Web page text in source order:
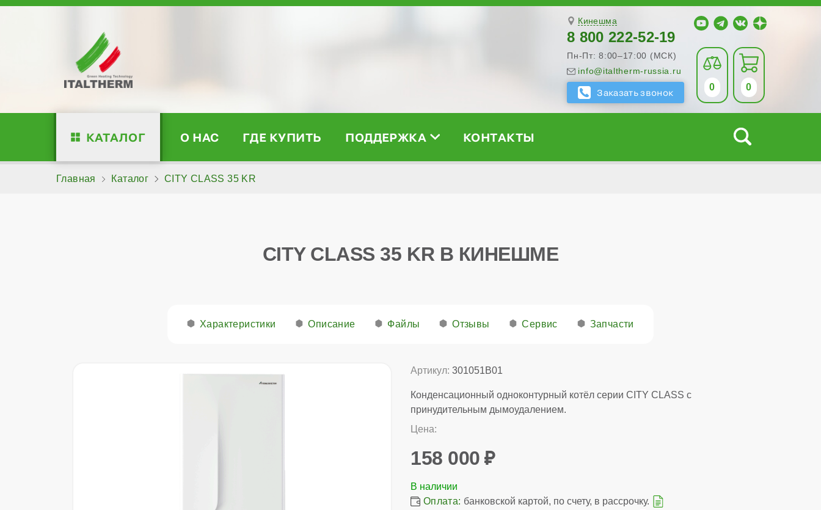
Кинешма
8 800 222-52-19
Пн-Пт: 8:00–17:00 (МСК)
info@italtherm-russia.ru
0 0
КАТАЛОГ О НАС ГДЕ КУПИТЬ ПОДДЕРЖКА КОНТАКТЫ
Главная Каталог CITY CLASS 35 KR
CITY CLASS 35 KR В КИНЕШМЕ
Характеристики Описание Файлы Отзывы Сервис Запчасти
Артикул: 301051B01
Конденсационный одноконтурный котёл серии CITY CLASS с
принудительным дымоудалением.
Цена:
158 000
Оплата: банковской картой, по счету, в рассрочку.